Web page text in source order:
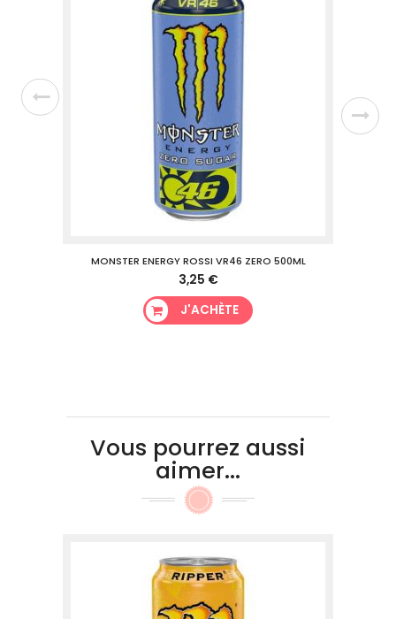
MONSTER ENERGY ROSSI VR46 ZERO 500ML
3,25 €
J'ACHÈTE
Vous pourrez aussi
aimer...